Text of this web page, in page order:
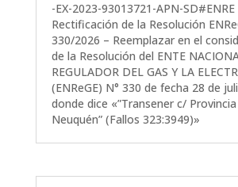
-EX-2023-93013721-APN-SD#ENRE
Rectificación de la Resolución
330/2026 – Reemplazar en el
de la Resolución del ENTE
REGULADOR DEL GAS Y LA
(ENReGE) N° 330 de fecha 28 de
donde dice «”Transener c/
Neuquén” (Fallos 323:3949)»